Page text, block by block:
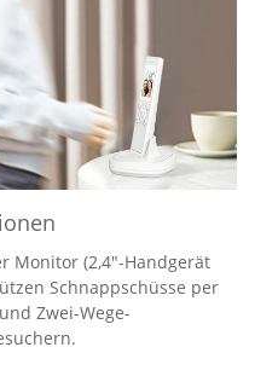
Monitor (2,4"-Handgerät
Schnappschüsse per
Zwei-Wege-